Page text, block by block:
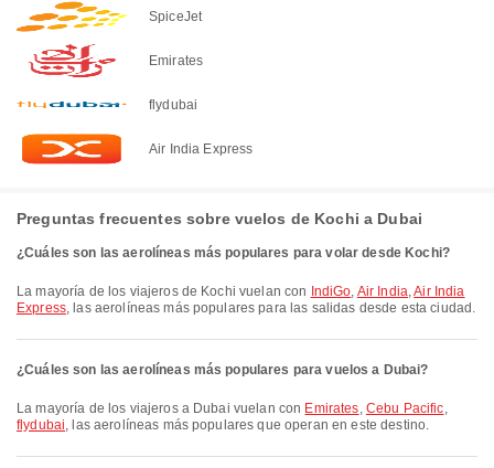
SpiceJet
Emirates
flydubai
Air India Express
Preguntas frecuentes sobre vuelos de Kochi a Dubai
¿Cuáles son las aerolíneas más populares para volar desde Kochi?
La mayoría de los viajeros de Kochi vuelan con IndiGo, Air India,Air India
Express, las aerolíneas más populares para las salidas desde esta ciudad.
¿Cuáles son las aerolíneas más populares para vuelos a Dubai?
La mayoría de los viajeros a Dubai vuelan con Emirates, Cebu Pacific,
flydubai, las aerolíneas más populares que operan en este destino.